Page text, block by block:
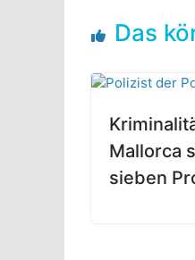
Das
Mallorca
sieben